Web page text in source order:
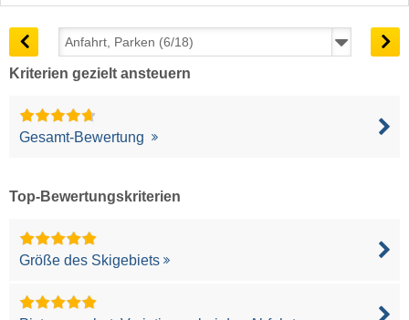
Kriterien gezielt ansteuern
Gesamt-Bewertung
Top-Bewertungskriterien
Größe des Skigebiets